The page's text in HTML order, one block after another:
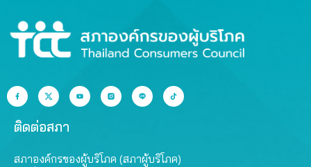
ติดต่อสภา
สภาองค์กรของผู้บริโภค (สภาผู้บริโภค)